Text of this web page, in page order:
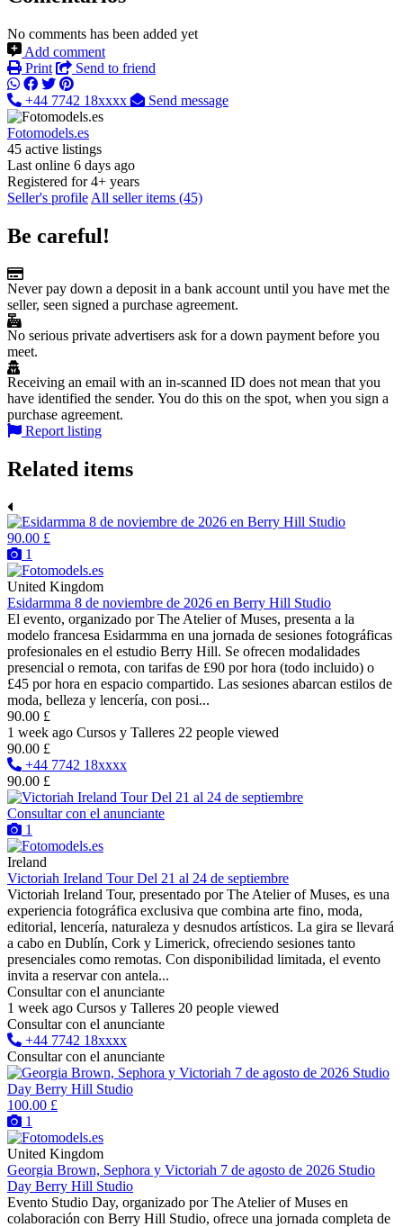
No comments has been added yet
Add comment
Print
Send to friend
+44 7742 18xxxx Send message
Fotomodels.es
45 active listings
Last online 6 days ago
Registered for 4+ years
Seller's profile All seller items (45)
Be careful!
Never pay down a deposit in a bank account until you have met the
seller, seen signed a purchase agreement.
No serious private advertisers ask for a down payment before you
meet.
Receiving an email with an in-scanned ID does not mean that you
have identified the sender. You do this on the spot, when you sign a
purchase agreement.
Report listing
Related items
90.00 £
1
United Kingdom
Esidarmma 8 de noviembre de 2026 en Berry Hill Studio
El evento, organizado por The Atelier of Muses, presenta a la
modelo francesa Esidarmma en una jornada de sesiones fotográficas
profesionales en el estudio Berry Hill. Se ofrecen modalidades
presencial o remota, con tarifas de £90 por hora (todo incluido) o
£45 por hora en espacio compartido. Las sesiones abarcan estilos de
moda, belleza y lencería, con posi...
90.00 £
1 week ago Cursos y Talleres 22 people viewed
90.00 £
+44 7742 18xxxx
90.00 £
Consultar con el anunciante
1
Ireland
Victoriah Ireland Tour Del 21 al 24 de septiembre
Victoriah Ireland Tour, presentado por The Atelier of Muses, es una
experiencia fotográfica exclusiva que combina arte fino, moda,
editorial, lencería, naturaleza y desnudos artísticos. La gira se llevará
a cabo en Dublín, Cork y Limerick, ofreciendo sesiones tanto
presenciales como remotas. Con disponibilidad limitada, el evento
invita a reservar con antela...
Consultar con el anunciante
1 week ago Cursos y Talleres 20 people viewed
Consultar con el anunciante
+44 7742 18xxxx
Consultar con el anunciante
100.00 £
1
United Kingdom
Georgia Brown, Sephora y Victoriah 7 de agosto de 2026 Studio
Day Berry Hill Studio
Evento Studio Day, organizado por The Atelier of Muses en
colaboración con Berry Hill Studio, ofrece una jornada completa de